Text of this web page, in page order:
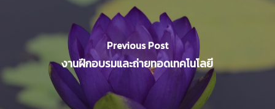
Previous Post
งานฝึกอบรมและถ่ายทอดเทคโนโลยี